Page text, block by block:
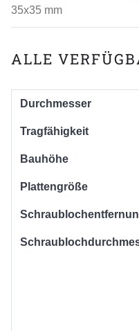
35x35 mm
ALLE
Durchmesser
Tragfähigkeit
Bauhöhe
Plattengröße